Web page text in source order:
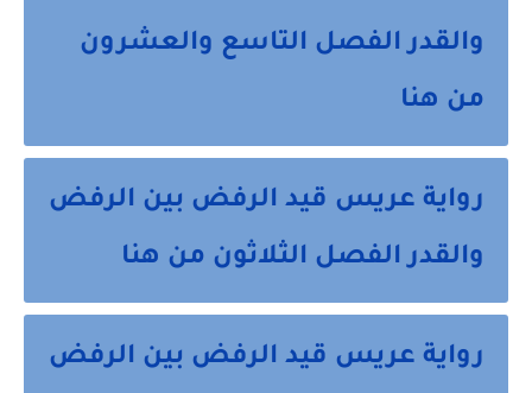
والقدر الفصل التاسع والعشرون
من هنا
رواية عريس قيد الرفض بين الرفض
والقدر الفصل الثلاثون من هنا
رواية عريس قيد الرفض بين الرفض